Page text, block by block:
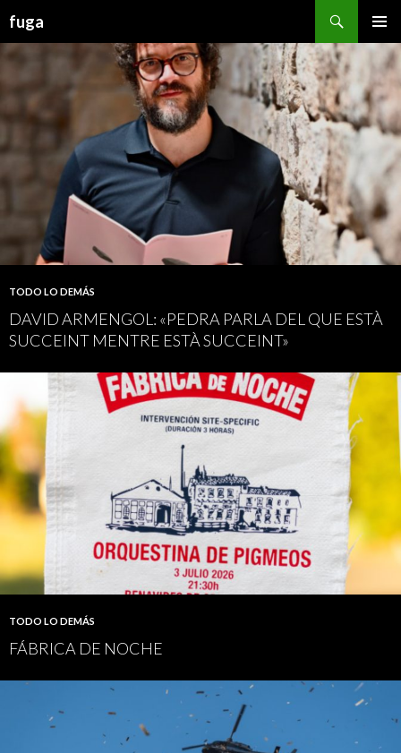
fuga
TODO LO DEMÁS
DAVID ARMENGOL: «PEDRA PARLA DEL QUE ESTÀ
SUCCEINT MENTRE ESTÀ SUCCEINT»
TODO LO DEMÁS
FÁBRICA DE NOCHE